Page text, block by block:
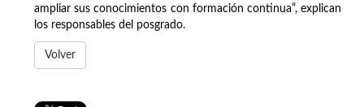
ampliar sus conocimientos con formación continua”, explican
los responsables del posgrado.
Volver